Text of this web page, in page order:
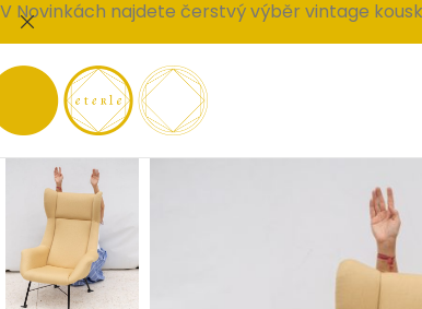
V Novinkách najdete čerstvý výběr vintage